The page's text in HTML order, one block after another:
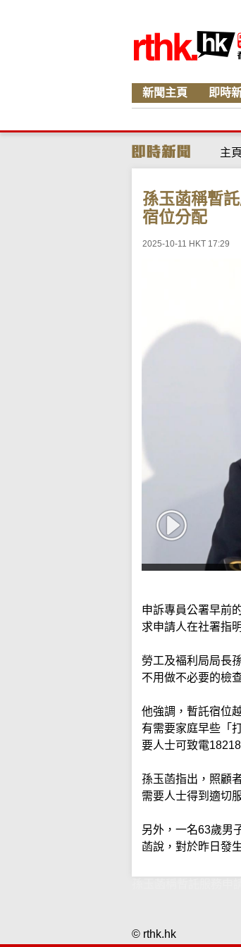
新聞主頁 即時
主頁
孫玉菡稱暫
宿位分配
2025-10-11 HKT 17:29
申訴專員公署早前
求申請人在社署指
勞工及褔利局局長
不用做不必要的檢
他強調，暫託宿位
有需要家庭早些「
要人士可致電
孫玉菡指出，照顧
需要人士得到適切
另外，一名63歲男
菡說，對於昨日發
© rthk.hk